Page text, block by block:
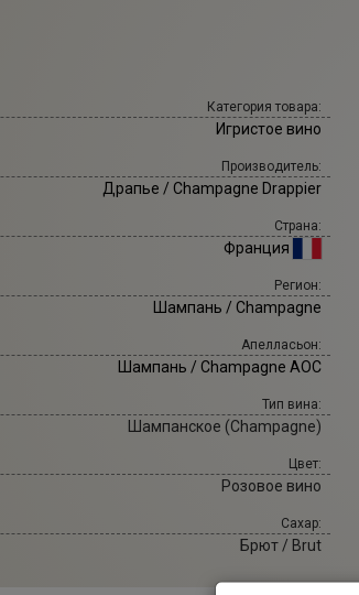
Категория товара:
Игристое вино
Производитель:
Драпье / Champagne Drappier
Страна:
Франция
Регион:
Шампань / Champagne
Апелласьон:
Шампань / Champagne AOC
Тип вина:
Шампанское (Champagne)
Цвет:
Розовое вино
Сахар:
Брют / Brut